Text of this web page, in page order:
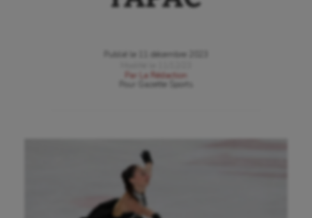
Publié le
11 décembre 2023
Par
La Rédaction
Gazette Sports